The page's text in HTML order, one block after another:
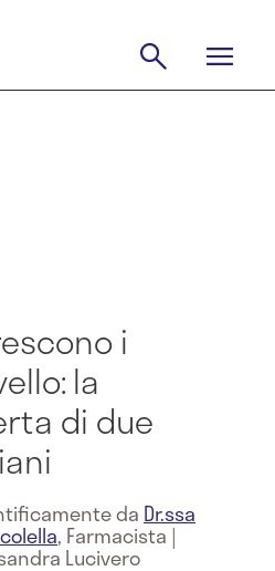
i
la
di due
da Dr.ssa
, Farmacista |
Lucivero